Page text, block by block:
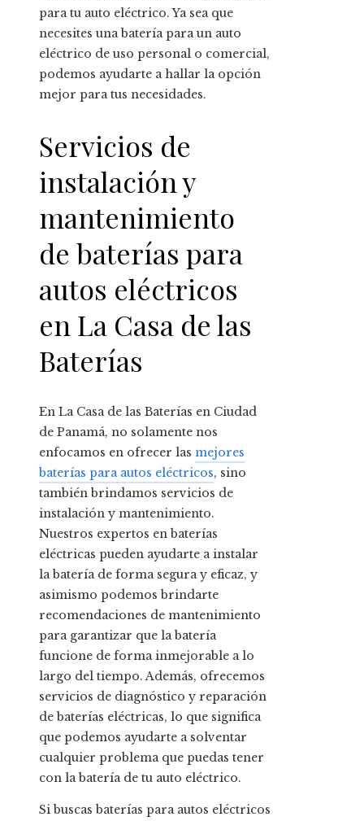
para tu auto eléctrico. Ya sea que
necesites una batería para un auto
eléctrico de uso personal o comercial,
podemos ayudarte a hallar la opción
mejor para tus necesidades.
Servicios de
instalación y
mantenimiento
de baterías para
autos eléctricos
en La Casa de las
Baterías
En La Casa de las Baterías en Ciudad
de Panamá, no solamente nos
enfocamos en ofrecer las mejores
baterías para autos eléctricos, sino
también brindamos servicios de
instalación y mantenimiento.
Nuestros expertos en baterías
eléctricas pueden ayudarte a instalar
la batería de forma segura y eficaz, y
asimismo podemos brindarte
recomendaciones de mantenimiento
para garantizar que la batería
funcione de forma inmejorable a lo
largo del tiempo. Además, ofrecemos
servicios de diagnóstico y reparación
de baterías eléctricas, lo que significa
que podemos ayudarte a solventar
cualquier problema que puedas tener
con la batería de tu auto eléctrico.
Si buscas baterías para autos eléctricos